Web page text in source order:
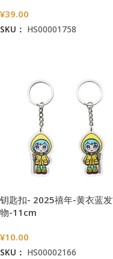
¥39.00
SKU： HS00001758
钥匙扣- 2025禧年-黄衣蓝
物-11cm
¥10.00
SKU： HS00002166